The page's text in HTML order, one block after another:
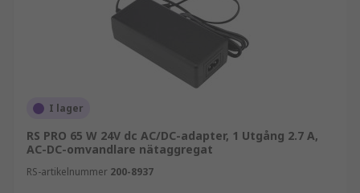
I lager
RS PRO 65 W 24V dc AC/DC-adapter, 1 Utgång 2.7 A,
AC-DC-omvandlare nätaggregat
RS-artikelnummer 200-8937